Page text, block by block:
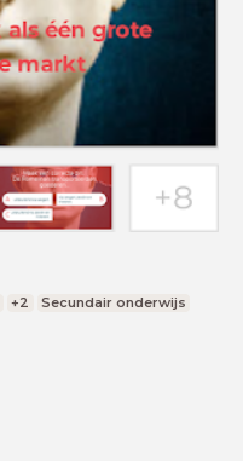
+2 Secundair onderwijs